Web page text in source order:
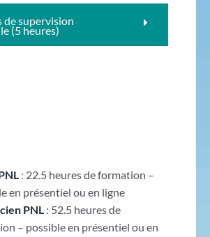
de supervision
(5 heures)
: 22.5 heures de formation –
en présentiel ou en ligne
PNL : 52.5 heures de
– possible en présentiel ou en